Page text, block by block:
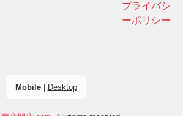
プライバシ
ーポリシー
Mobile| Desktop